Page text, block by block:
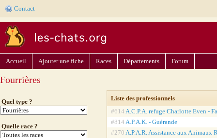
Contact
Accueil Ajouter une fiche Races Départements Forum
Fourrières
Quel type ?
Quelle race ?
Liste des professionnels
#614 A.C.P.A. refuge Charlotte Even -
#814 A.P.A.K. - Guérande
#270 A.P.A.R. Assistance aux Animaux